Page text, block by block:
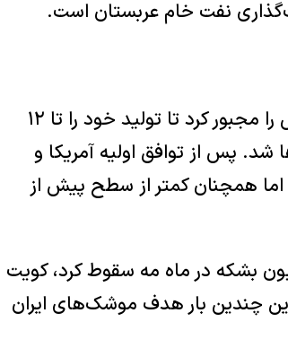
نفت خام عربستان است.
محاصره تنگه هرمز توسط ایران، تولیدکنندگان خلیج فارس را مجبور کرد تا تولید خود را تا ۱۲
پس از توافق اولیه آمریکا و
اما همچنان کمتر از سطح پیش از
از ۴.۳ میلیون بشکه در روز به کمتر از ۱.۵ میلیون بشکه در ماه مه سقوط کرد، کویت
چندین بار هدف موشک‌های ایران